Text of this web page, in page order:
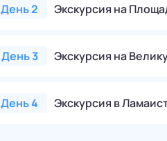
День2 Экскурсия на
День3 Экскурсия на
День4 Экскурсия в